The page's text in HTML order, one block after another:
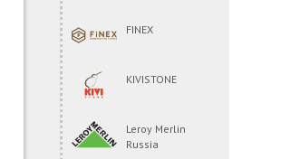
FINEX
KIVISTONE
Leroy Merlin
Russia